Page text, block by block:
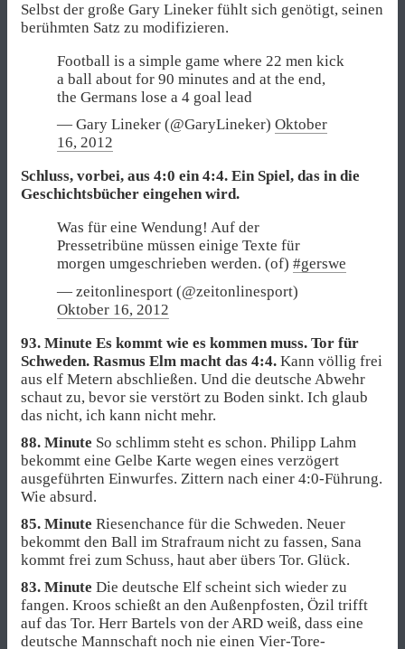
Selbst der große Gary Lineker fühlt sich genötigt, seinen
berühmten Satz zu modifizieren.
Football is a simple game where 22 men kick
a ball about for 90 minutes and at the end,
the Germans lose a 4 goal lead
— Gary Lineker (@GaryLineker) Oktober
16, 2012
Schluss, vorbei, aus 4:0 ein 4:4. Ein Spiel, das in die
Geschichtsbücher eingehen wird.
Was für eine Wendung! Auf der
Pressetribüne müssen einige Texte für
morgen umgeschrieben werden. (of) #gerswe
— zeitonlinesport (@zeitonlinesport)
Oktober 16, 2012
93. Minute Es kommt wie es kommen muss. Tor für
Schweden. Rasmus Elm macht das 4:4. Kann völlig frei
aus elf Metern abschließen. Und die deutsche Abwehr
schaut zu, bevor sie verstört zu Boden sinkt. Ich glaub
das nicht, ich kann nicht mehr.
88. Minute So schlimm steht es schon. Philipp Lahm
bekommt eine Gelbe Karte wegen eines verzögert
ausgeführten Einwurfes. Zittern nach einer 4:0-Führung.
Wie absurd.
85. Minute Riesenchance für die Schweden. Neuer
bekommt den Ball im Strafraum nicht zu fassen, Sana
kommt frei zum Schuss, haut aber übers Tor. Glück.
83. Minute Die deutsche Elf scheint sich wieder zu
fangen. Kroos schießt an den Außenpfosten, Özil trifft
auf das Tor. Herr Bartels von der ARD weiß, dass eine
deutsche Mannschaft noch nie einen Vier-Tore-